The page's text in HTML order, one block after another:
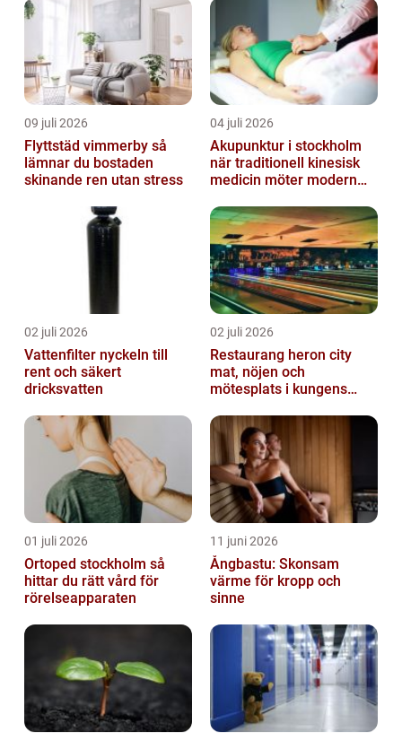
09 juli 2026
Flyttstäd vimmerby så
lämnar du bostaden
skinande ren utan stress
04 juli 2026
Akupunktur i stockholm
när traditionell kinesisk
medicin möter modern
02 juli 2026
Vattenfilter nyckeln till
rent och säkert
dricksvatten
02 juli 2026
Restaurang heron city
mat, nöjen och
mötesplats i kungens
01 juli 2026
Ortoped stockholm så
hittar du rätt vård för
rörelseapparaten
11 juni 2026
Ångbastu: Skonsam
värme för kropp och
sinne